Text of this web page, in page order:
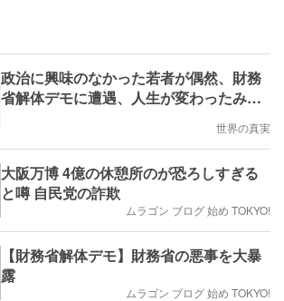
政治に興味のなかった若者が偶然、財務
省解体デモに遭遇、人生が変わったみた
世界の真実
大阪万博 4億の休憩所のが恐ろしすぎる
と噂 自民党の詐欺
ムラゴン ブログ 始め TOKYO!
【財務省解体デモ】財務省の悪事を大暴
露
ムラゴン ブログ 始め TOKYO!